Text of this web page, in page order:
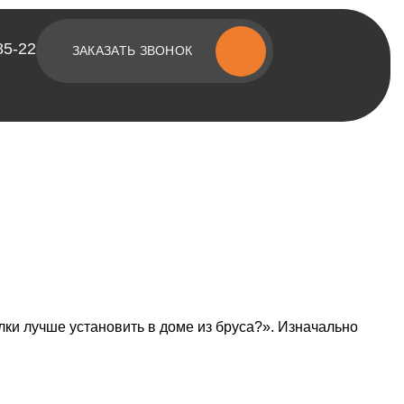
22 ЗАКАЗАТЬ ЗВОНОК
лучше установить в доме из бруса?». Изначально